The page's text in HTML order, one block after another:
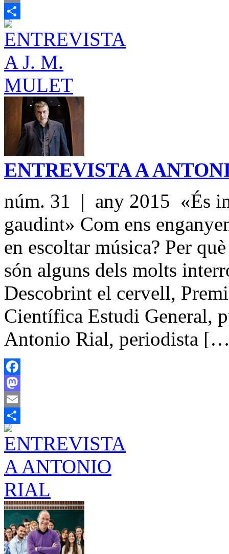
Email
Share
ENTREVISTA A
núm. 31 | any 2015 «És
gaudint» Com ens
en escoltar música? Per
són alguns dels molts
Descobrint el cervell,
Científica Estudi General,
Antonio Rial, periodista
Facebook
Mastodon
Email
Share